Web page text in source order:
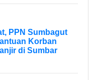
PPN Sumbagut
Korban
di Sumbar